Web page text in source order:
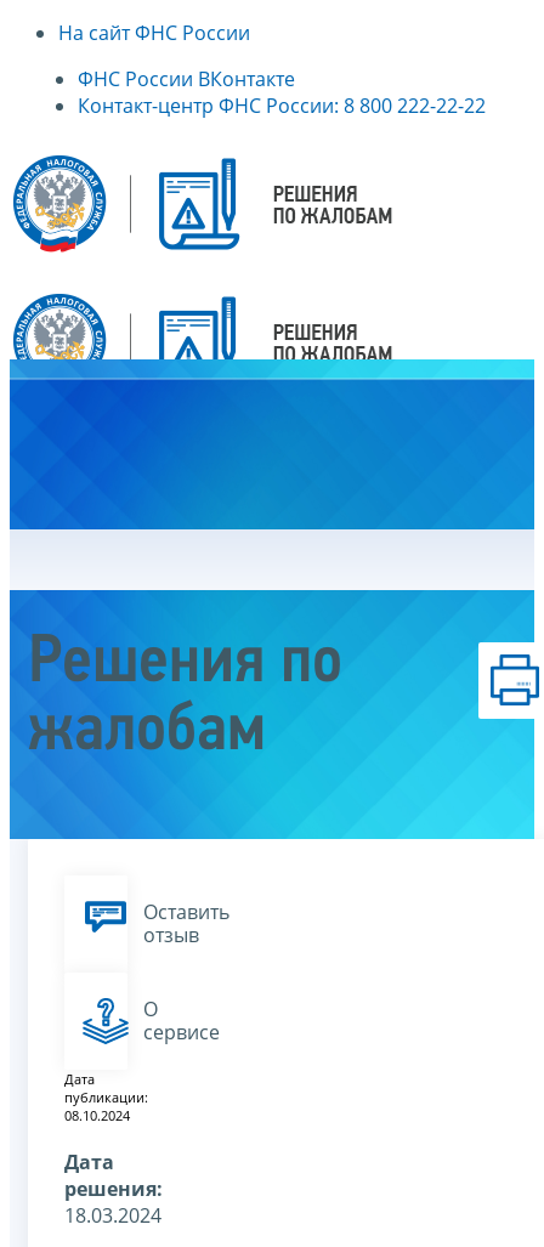
На сайт ФНС России
ФНС России ВКонтакте
Контакт-центр ФНС России: 8 800 222-22-22
Решения по
жалобам
Оставить
отзыв
О
сервисе
Дата
публикации:
08.10.2024
Дата
решения:
18.03.2024